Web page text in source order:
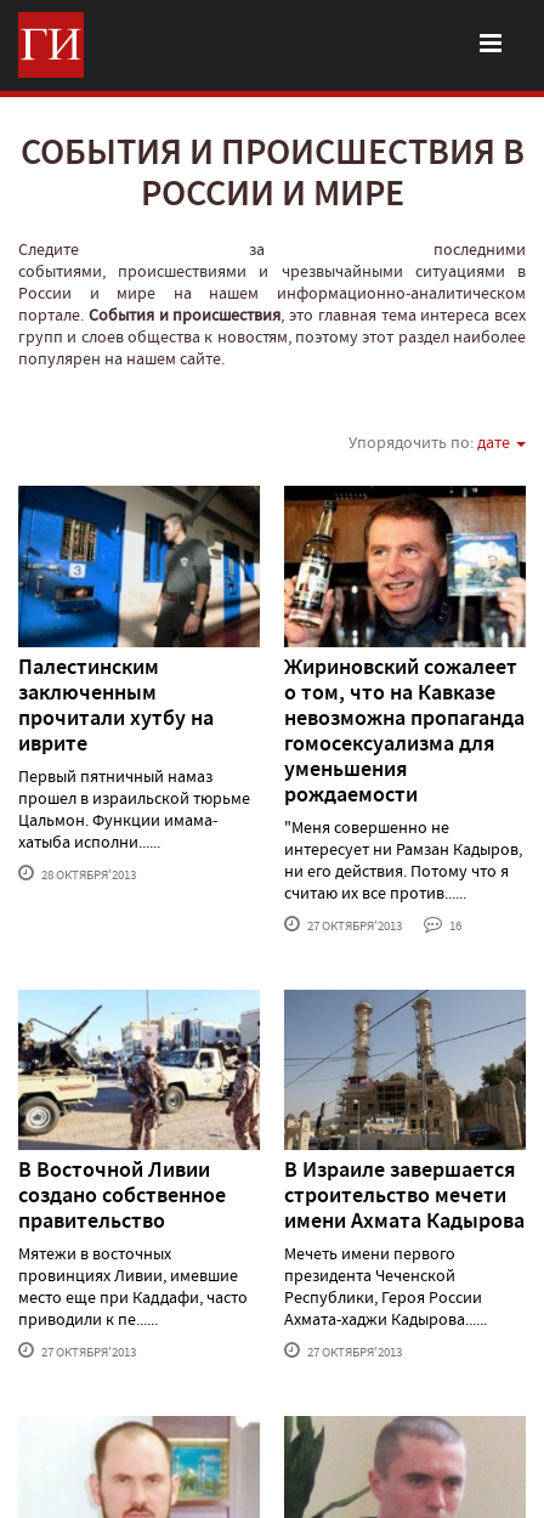
СОБЫТИЯ И ПРОИСШЕСТВИЯ В
РОССИИ И МИРЕ
Следите за последними
событиями, происшествиями и чрезвычайными ситуациями в
России и мире на нашем информационно-аналитическом
портале. События и происшествия, это главная тема интереса всех
групп и слоев общества к новостям, поэтому этот раздел наиболее
популярен на нашем сайте.
Упорядочить по:дате
Палестинским
заключенным
прочитали хутбу на
иврите
Первый пятничный намаз
прошел в израильской тюрьме
Цальмон. Функции имама-
хатыба исполни......
28 ОКТЯБРЯ'2013
Жириновский сожалеет
о том, что на Кавказе
невозможна пропаганда
гомосексуализма для
уменьшения
рождаемости
"Меня совершенно не
интересует ни Рамзан Кадыров,
ни его действия. Потому что я
считаю их все против......
27 ОКТЯБРЯ'2013 16
В Восточной Ливии
создано собственное
правительство
Мятежи в восточных
провинциях Ливии, имевшие
место еще при Каддафи, часто
приводили к пе......
27 ОКТЯБРЯ'2013
В Израиле завершается
строительство мечети
имени Ахмата Кадырова
Мечеть имени первого
президента Чеченской
Республики, Героя России
Ахмата-хаджи Кадырова......
27 ОКТЯБРЯ'2013